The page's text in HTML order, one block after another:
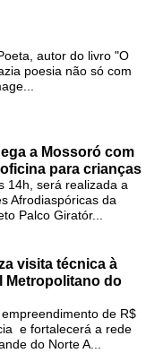
autor do livro "O
poesia não só com
a Mossoró com
para crianças
14h, será realizada a
Afrodiaspóricas da
Palco Giratór...
visita técnica à
Metropolitano do
de R$
e fortalecerá a rede
do Norte A...